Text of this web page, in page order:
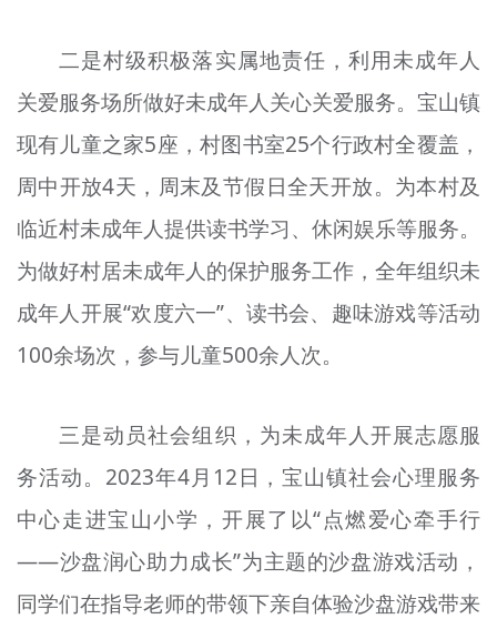
二是村级积极落实属地责任，利用未成年人
关爱服务场所做好未成年人关心关爱服务。宝山镇
现有儿童之家5座，村图书室25个行政村全覆盖，
周中开放4天，周末及节假日全天开放。为本村及
临近村未成年人提供读书学习、休闲娱乐等服务。
为做好村居未成年人的保护服务工作，全年组织未
成年人开展“欢度六一”、读书会、趣味游戏等活动
100余场次，参与儿童500余人次。
三是动员社会组织，为未成年人开展志愿服
务活动。2023年4月12日，宝山镇社会心理服务
中心走进宝山小学，开展了以“点燃爱心牵手行
——沙盘润心助力成长”为主题的沙盘游戏活动，
同学们在指导老师的带领下亲自体验沙盘游戏带来